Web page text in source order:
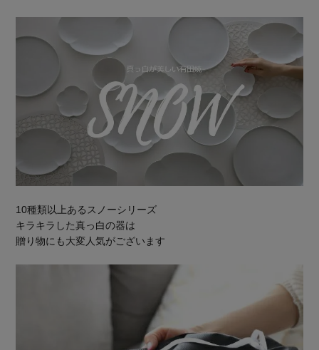
10種類以上あるスノーシリーズ
キラキラした真っ白の器は
贈り物にも大変人気がございます